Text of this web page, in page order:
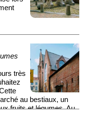
est bordée de
nord l'éclectique
très
au bestiaux, un
fruits et légumes. Au